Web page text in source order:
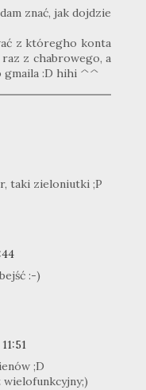
znać, jak dojdzie
z któregho konta
z chabrowego, a
gmaila :D hihi ^^
taki zieloniutki ;P
:-)
;D